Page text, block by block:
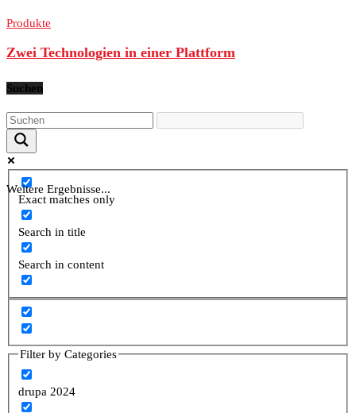
Produkte
Zwei Technologien in einer Plattform
Suchen
Weitere Ergebnisse...
Exact matches only
Search in title
Search in content
Filter by Categories
drupa 2024